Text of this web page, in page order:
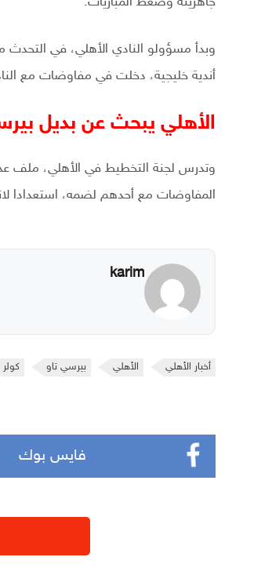
وبدأ مسؤولو النادي الأهلي، في
أندية خليجية، دخلت في مفاوضات مع
الأهلي يبحث عن بديل
وتدرس لجنة التخطيط في الأهلي، ملف
المفاوضات مع أحدهم لضمه، استعدادا
karim
أخبار الأهلي الأهلي بيرسي تاو كولر
فايس بوك